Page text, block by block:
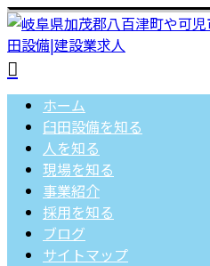
ホーム
臼田設備を知る
人を知る
現場を知る
事業紹介
採用を知る
ブログ
サイトマップ